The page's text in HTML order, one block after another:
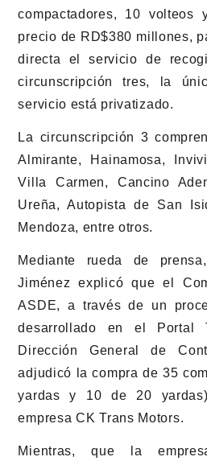
compactadores, 10 volteos
precio de RD$380 millones,
directa el servicio de
circunscripción tres, la
servicio está privatizado.
La circunscripción 3
Almirante, Hainamosa,
Villa Carmen, Cancino
Ureña, Autopista de San
Mendoza, entre otros.
Mediante rueda de
Jiménez explicó que el
ASDE, a través de un
desarrollado en el Portal
Dirección General de
adjudicó la compra de 35
yardas y 10 de 20
empresa CK Trans Motors.
Mientras, que la